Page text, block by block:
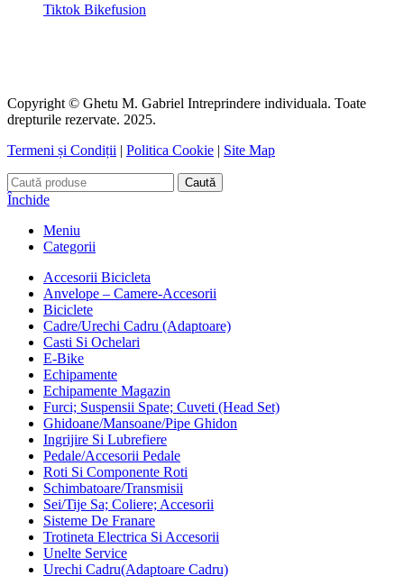
Tiktok Bikefusion
Copyright © Ghetu M. Gabriel Intreprindere individuala. Toate
drepturile rezervate. 2025.
Termeni și Condiții | Politica Cookie | Site Map
Caută
Închide
Meniu
Categorii
Accesorii Bicicleta
Anvelope – Camere-Accesorii
Biciclete
Cadre/Urechi Cadru (Adaptoare)
Casti Si Ochelari
E-Bike
Echipamente
Echipamente Magazin
Furci; Suspensii Spate; Cuveti (Head Set)
Ghidoane/Mansoane/Pipe Ghidon
Ingrijire Si Lubrefiere
Pedale/Accesorii Pedale
Roti Si Componente Roti
Schimbatoare/Transmisii
Sei/Tije Sa; Coliere; Accesorii
Sisteme De Franare
Trotineta Electrica Si Accesorii
Unelte Service
Urechi Cadru(Adaptoare Cadru)